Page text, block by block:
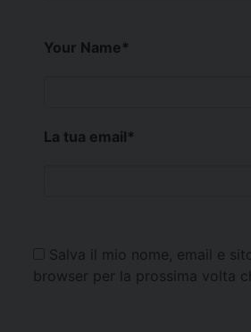
Your Name*
La tua email*
Salva il mio nome, email e
browser per la prossima volta